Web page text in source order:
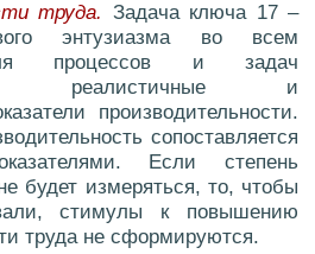
труда. Задача ключа 17 –
энтузиазма во всем
процессов и задач
реалистичные и
производительности.
сопоставляется
Если степень
будет измеряться, то, чтобы
стимулы к повышению
труда не сформируются.